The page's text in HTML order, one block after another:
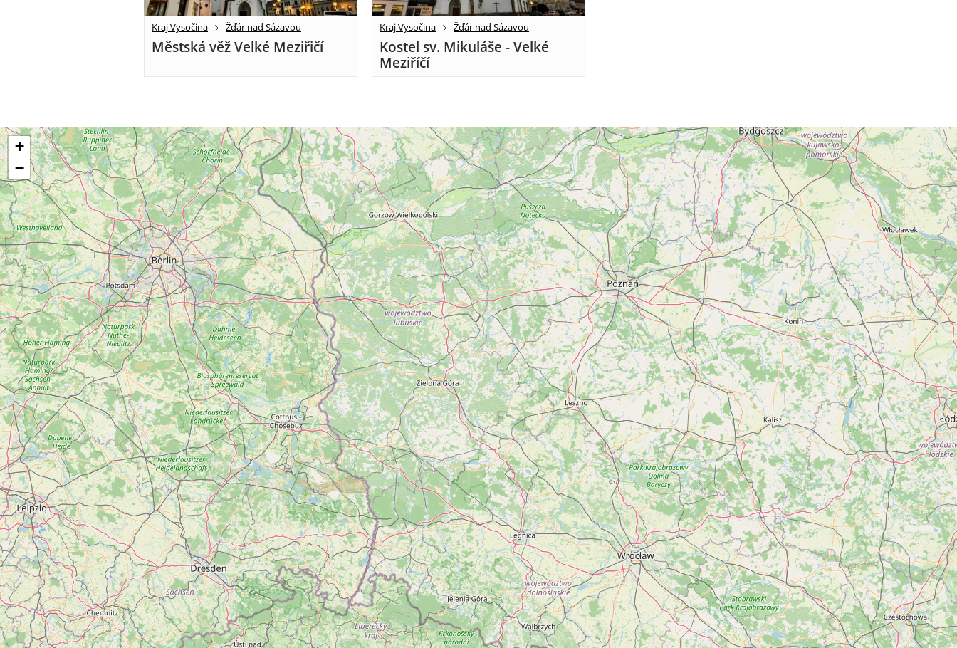
Kraj Vysočina Žďár nad Sázavou
Městská věž Velké Meziřičí
Kraj Vysočina Žďár nad Sázavou
Kostel sv. Mikuláše - Velké
Meziříčí
+
−